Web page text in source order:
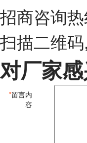
招商咨询
扫描二维
对厂家
*留言内
容